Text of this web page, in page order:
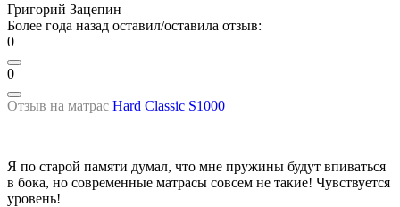
Григорий Зацепин
Более года назад оставил/оставила отзыв:
0
0
Отзыв на матрас Hard Classic S1000
Я по старой памяти думал, что мне пружины будут впиваться
в бока, но современные матрасы совсем не такие! Чувствуется
уровень!